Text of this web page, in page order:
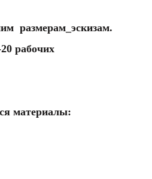
размерам_эскизам.
рабочих
материалы: